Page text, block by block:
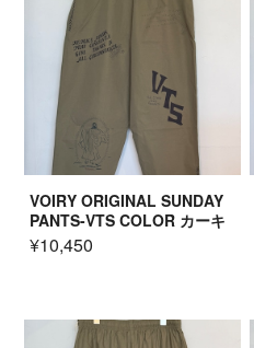
VOIRY ORIGINAL SUNDAY
PANTS-VTS COLOR カーキ
¥10,450